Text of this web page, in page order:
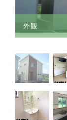
1K/1DK/
2K/2DK/
4LDK以上
外観
外観